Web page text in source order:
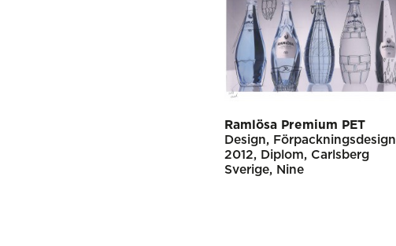
Ramlösa Premium PET
Design
Förpackningsdesign
2012
Diplom
Carlsberg
Sverige
Nine